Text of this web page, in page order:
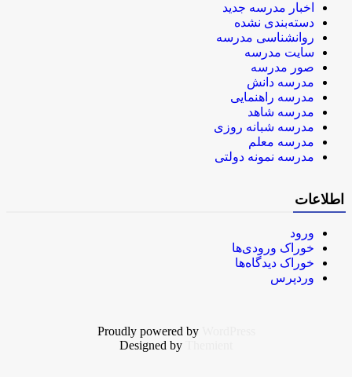
اخبار مدرسه جدید
دسته‌بندی نشده
روانشناسی مدرسه
سایت مدرسه
صور مدرسه
مدرسه دانش
مدرسه راهنمایی
مدرسه شاهد
مدرسه شبانه روزی
مدرسه معلم
مدرسه نمونه دولتی
اطلاعات
ورود
خوراک ورودی‌ها
خوراک دیدگاه‌ها
وردپرس
Proudly powered by
Designed by